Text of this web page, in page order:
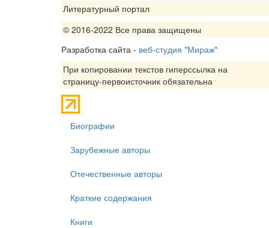
Литературный портал
© 2016-2022 Все права защищены
Разработка сайта - веб-студия "Мираж"
При копировании текстов гиперссылка на
страницу-первоисточник обязательна
Биографии
Зарубежные авторы
Отечественные авторы
Краткие содержания
Книги